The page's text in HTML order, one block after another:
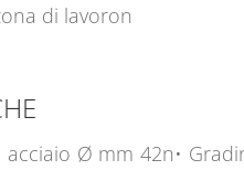
di lavoron
Ø mm 42n•